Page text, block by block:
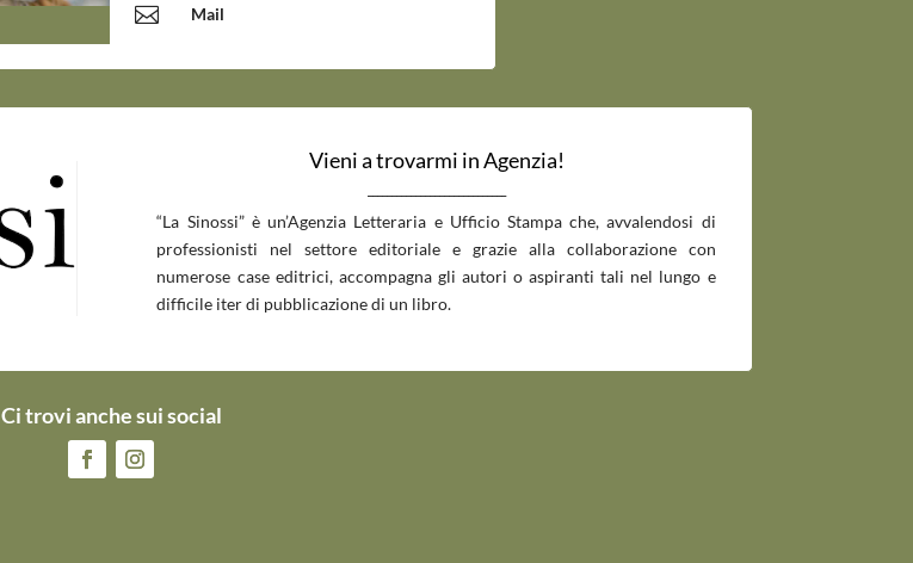
 Mail
Vieni a trovarmi in Agenzia!
“La Sinossi” è un’Agenzia Letteraria e Ufficio Stampa che, avvalendosi di
professionisti nel settore editoriale e grazie alla collaborazione con
numerose case editrici, accompagna gli autori o aspiranti tali nel lungo e
difficile iter di pubblicazione di un libro.
Ci trovi anche sui social